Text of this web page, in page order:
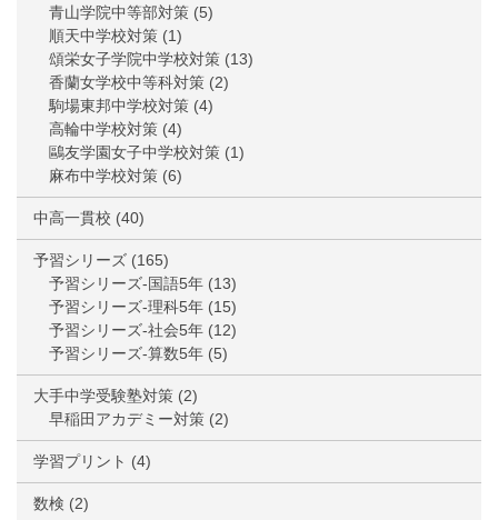
青山学院中等部対策 (5)
順天中学校対策 (1)
頌栄女子学院中学校対策 (13)
香蘭女学校中等科対策 (2)
駒場東邦中学校対策 (4)
高輪中学校対策 (4)
鷗友学園女子中学校対策 (1)
麻布中学校対策 (6)
中高一貫校 (40)
予習シリーズ (165)
予習シリーズ-国語5年 (13)
予習シリーズ-理科5年 (15)
予習シリーズ-社会5年 (12)
予習シリーズ-算数5年 (5)
大手中学受験塾対策 (2)
早稲田アカデミー対策 (2)
学習プリント (4)
数検 (2)